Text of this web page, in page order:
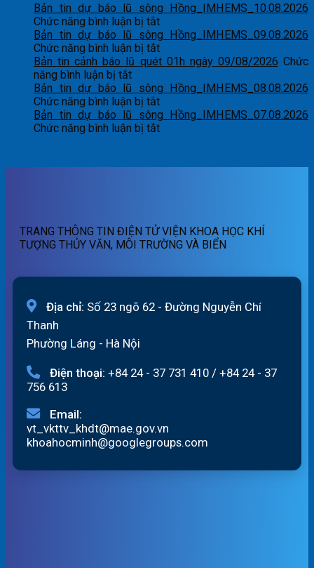
Bản tin dự báo lũ sông Hồng_IMHEMS_10.08.2026
Chức năng bình luận bị tắtở
Bản
tin
dự
lũ
sông
Hồng_IMHEMS_10.08.2026
Bản tin dự báo lũ sông Hồng_IMHEMS_09.08.2026
Chức năng bình luận bị tắtở
Bản
dự
báo
lũ
sông
Bản tin cảnh báo lũ quét 01h ngày 09/08/2026 Chức
năng bình luận bị tắtở
Bản
tin
cảnh
báo
01h
Bản tin dự báo lũ sông Hồng_IMHEMS_08.08.2026
Chức năng bình luận bị tắtở
Bản
tin
lũ
Bản tin dự báo lũ sông Hồng_IMHEMS_07.08.2026
Chức năng bình luận bị tắtở
dự
TRANG THÔNG TIN ĐIỆN TỬ VIỆN KHOA HỌC KHÍ
TƯỢNG THỦY VĂN, MÔI TRƯỜNG VÀ BIỂN
Địa chỉ: Số 23 ngõ 62 - Đường Nguyễn Chí
Thanh
Phường Láng - Hà Nội
Điện thoại: +84 24 - 37 731 410 / +84 24 - 37
756 613
Email:
vt_vkttv_khdt@mae.gov.vn
khoahocminh@googlegroups.com